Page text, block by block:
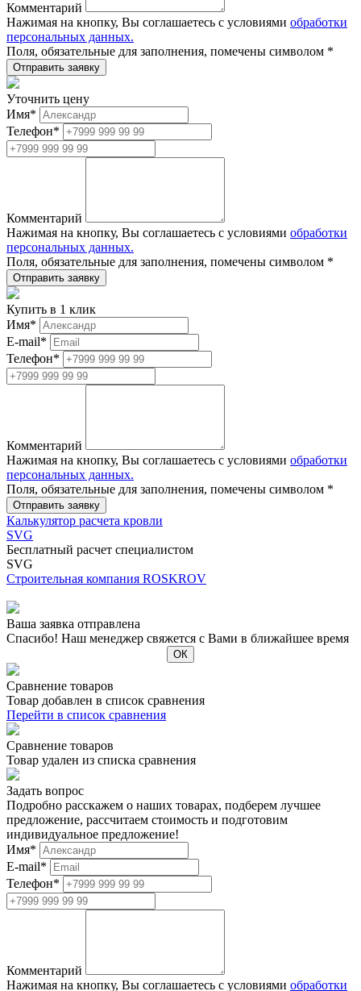
Комментарий
Нажимая на кнопку, Вы соглашаетесь с условиями обработки
персональных данных.
Поля, обязательные для заполнения, помечены символом *
Уточнить цену
Имя*
Телефон*
Комментарий
Нажимая на кнопку, Вы соглашаетесь с условиями обработки
персональных данных.
Поля, обязательные для заполнения, помечены символом *
Купить в 1 клик
Имя*
E-mail*
Телефон*
Комментарий
Нажимая на кнопку, Вы соглашаетесь с условиями обработки
персональных данных.
Поля, обязательные для заполнения, помечены символом *
Калькулятор расчета кровли
SVG
Бесплатный расчет специалистом
SVG
Строительная компания ROSKROV
Ваша заявка отправлена
Спасибо! Наш менеджер свяжется с Вами в ближайшее время
Сравнение товаров
Товар добавлен в список сравнения
Перейти в список сравнения
Сравнение товаров
Товар удален из списка сравнения
Задать вопрос
Подробно расскажем о наших товарах, подберем лучшее
предложение, рассчитаем стоимость и подготовим
индивидуальное предложение!
Имя*
E-mail*
Телефон*
Комментарий
Нажимая на кнопку, Вы соглашаетесь с условиями обработки